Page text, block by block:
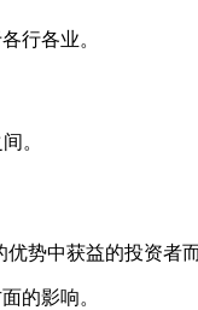
行各业。
。
势中获益的投资者而
的影响。